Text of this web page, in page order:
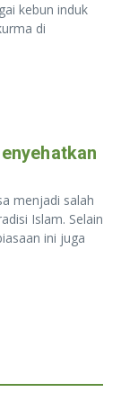
kebun induk
di
menjadi salah
Islam. Selain
ini juga